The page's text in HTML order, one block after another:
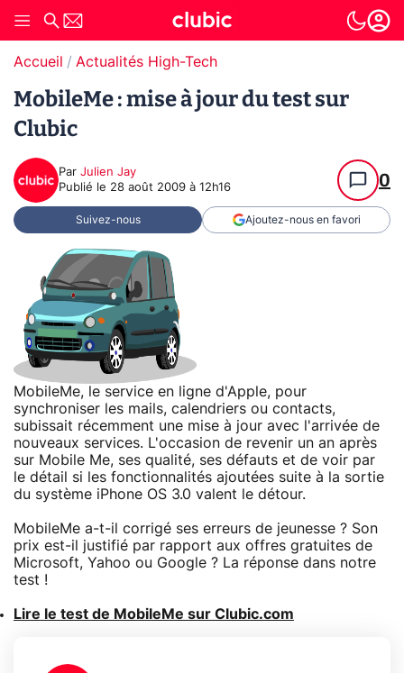
Accueil Actualités High-Tech
MobileMe : mise à jour du test sur
Clubic
Par Julien Jay
Publié le 28 août 2009 à 12h16 0
Suivez-nous Ajoutez-nous en favori
MobileMe, le service en ligne d'Apple, pour
synchroniser les mails, calendriers ou contacts,
subissait récemment une mise à jour avec l'arrivée de
nouveaux services. L'occasion de revenir un an après
sur Mobile Me, ses qualité, ses défauts et de voir par
le détail si les fonctionnalités ajoutées suite à la sortie
du système iPhone OS 3.0 valent le détour.
MobileMe a-t-il corrigé ses erreurs de jeunesse ? Son
prix est-il justifié par rapport aux offres gratuites de
Microsoft, Yahoo ou Google ? La réponse dans notre
test !
Lire le test de MobileMe sur Clubic.com